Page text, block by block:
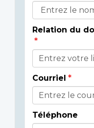
Relation du
Courriel
Téléphone